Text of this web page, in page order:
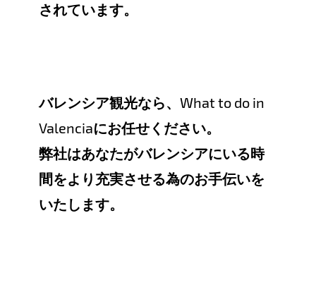
されています。
バレンシア観光なら、What to do in
Valenciaにお任せください。
弊社はあなたがバレンシアにいる時
間をより充実させる為のお手伝いを
いたします。